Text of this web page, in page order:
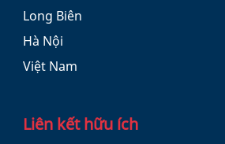
Long Biên
Hà Nội
Việt Nam
Liên kết hữu ích